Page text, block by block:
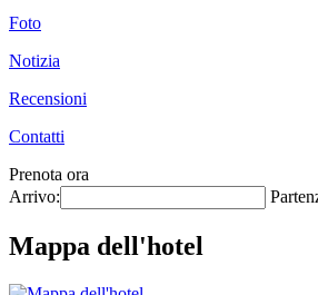
Foto
Notizia
Recensioni
Contatti
Prenota ora
Arrivo:
Mappa dell'hotel